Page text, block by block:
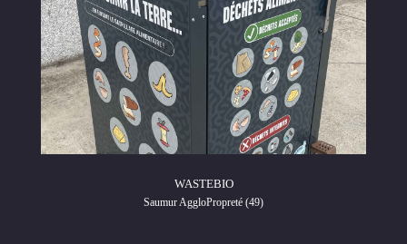
WASTEBIO
Saumur AggloPropreté (49)